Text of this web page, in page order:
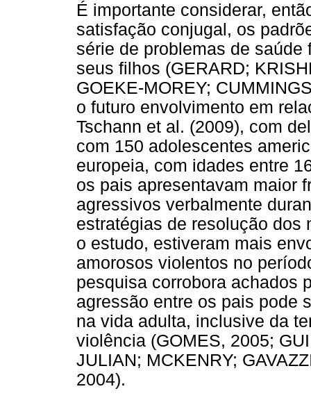
É importante considerar,
satisfação conjugal, os
série de problemas de
seus filhos (GERARD;
GOEKE-MOREY;
o futuro envolvimento em
Tschann et al. (2009), com
com 150 adolescentes
europeia, com idades entre
os pais apresentavam maior
agressivos verbalmente
estratégias de resolução dos
o estudo, estiveram mais
amorosos violentos no
pesquisa corrobora achados
agressão entre os pais pode
na vida adulta, inclusive da
violência (GOMES, 2005;
JULIAN; MCKENRY;
2004).